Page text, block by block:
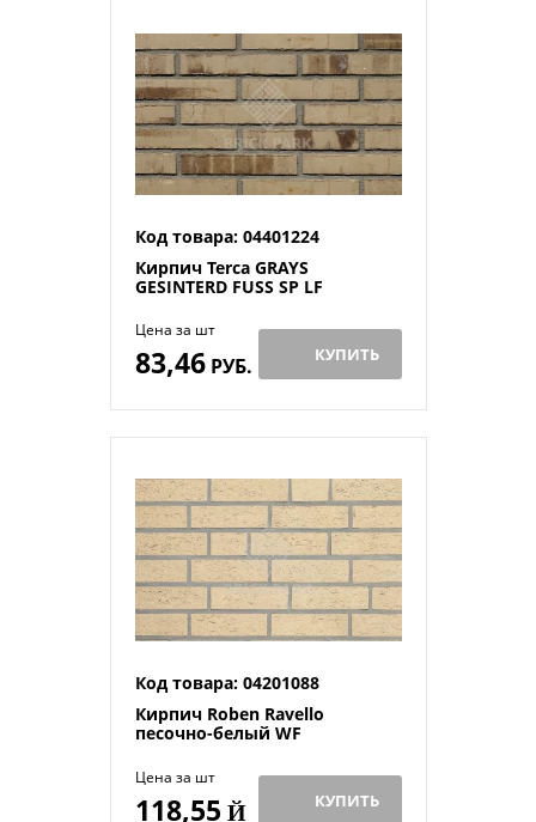
Код товара: 04401224
Кирпич Terca GRAYS
GESINTERD FUSS SP LF
Цена за шт
83,46РУБ. КУПИТЬ
Код товара: 04201088
Кирпич Roben Ravello
песочно-белый WF
Цена за шт
118,55 Й КУПИТЬ